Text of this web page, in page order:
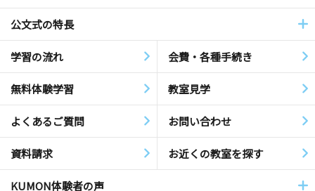
公文式の特長
学習の流れ 会費・各種手続き
無料体験学習 教室見学
よくあるご質問 お問い合わせ
資料請求 お近くの教室を探す
KUMON体験者の声